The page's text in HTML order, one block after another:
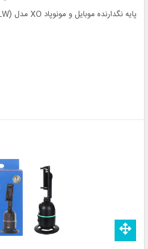
پایه نگدارنده موبایل و مونوپاد XO مدل XO-SS24(LW) - مشکی